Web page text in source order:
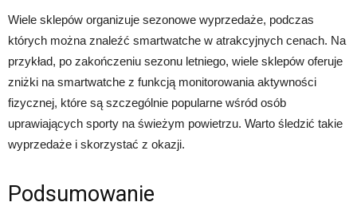
Wiele sklepów organizuje sezonowe wyprzedaże, podczas
których można znaleźć smartwatche w atrakcyjnych cenach. Na
przykład, po zakończeniu sezonu letniego, wiele sklepów oferuje
zniżki na smartwatche z funkcją monitorowania aktywności
fizycznej, które są szczególnie popularne wśród osób
uprawiających sporty na świeżym powietrzu. Warto śledzić takie
wyprzedaże i skorzystać z okazji.
Podsumowanie